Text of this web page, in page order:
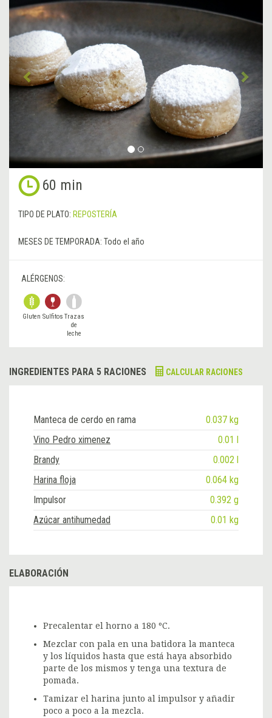
Anterior
60 min
TIPO DE PLATO: REPOSTERÍA
MESES DE TEMPORADA: Todo el año
ALÉRGENOS:
Gluten Sulfitos Trazas
de
leche
INGREDIENTES PARA 5 RACIONES CALCULAR RACIONES
Manteca de cerdo en rama
0.037 kg
Vino Pedro ximenez
0.01 l
Brandy
0.002 l
Harina floja
0.064 kg
Impulsor
0.392 g
Azúcar antihumedad
0.01 kg
ELABORACIÓN
Precalentar el horno a 180 ºC.
Mezclar con pala en una batidora la manteca
y los líquidos hasta que está haya absorbido
parte de los mismos y tenga una textura de
pomada.
Tamizar el harina junto al impulsor y añadir
poco a poco a la mezcla.